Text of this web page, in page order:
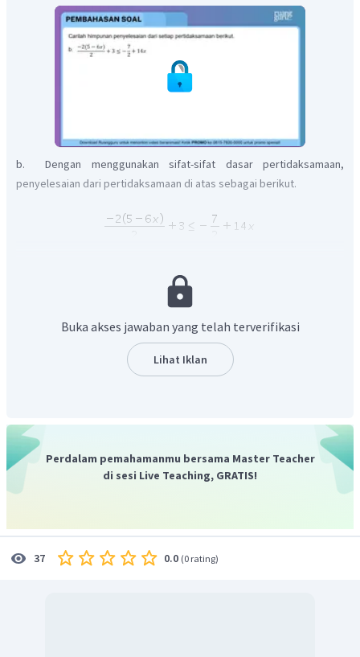
b. Dengan menggunakan sifat-sifat dasar pertidaksamaan,
penyelesaian dari pertidaksamaan di atas sebagai berikut.
Buka akses jawaban yang telah terverifikasi
Lihat Iklan
Perdalam pemahamanmu bersama Master Teacher
di sesi Live Teaching, GRATIS!
37 0.0 (0 rating)